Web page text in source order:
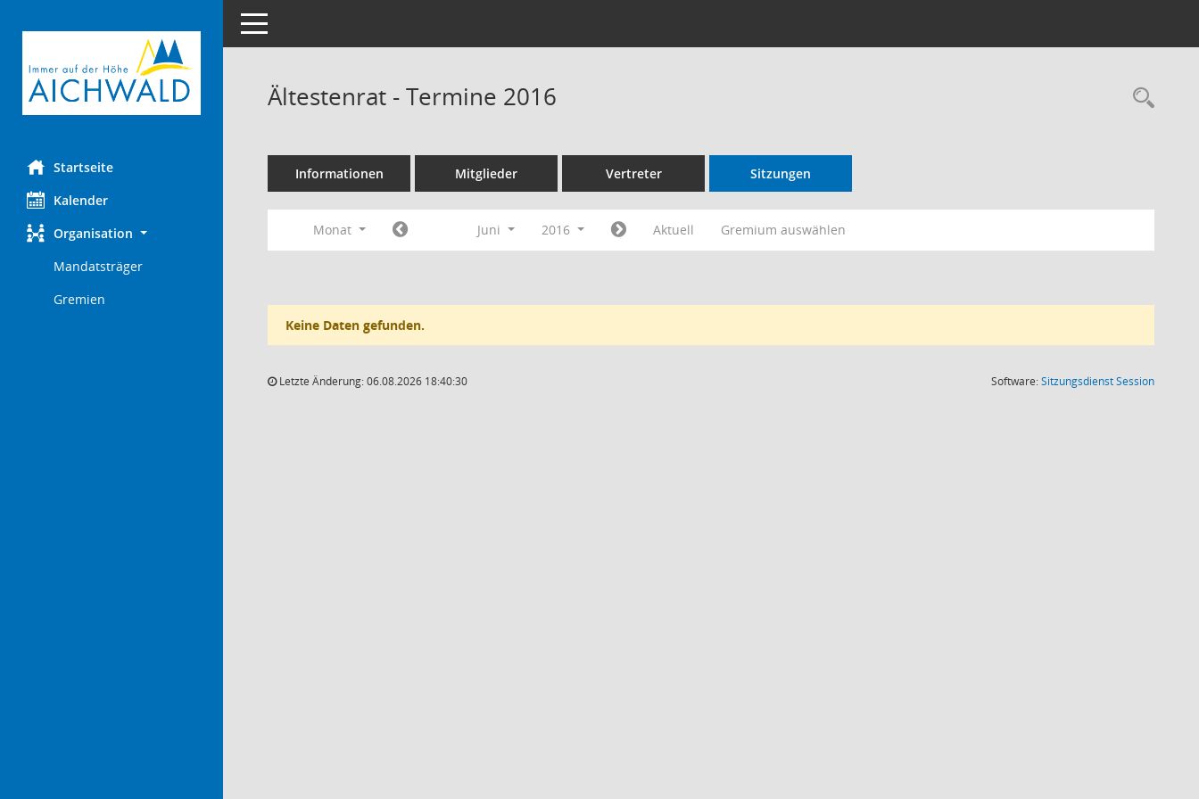
Startseite
Kalender
Organisation
Mandatsträger
Gremien
Toggle navigation
Ältestenrat - Termine 2016
Informationen Mitglieder Vertreter Sitzungen
Monat Juni 2016 Aktuell Gremium auswählen
Keine Daten gefunden.
Letzte Änderung: 06.08.2026 18:40:30 Software:SitzungsdienstSession(Wird in